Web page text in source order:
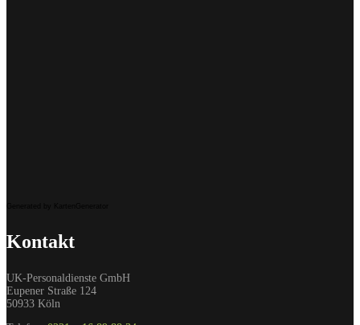
Kontakt
UK-Personaldienste GmbH
Eupener Straße 124
50933 Köln